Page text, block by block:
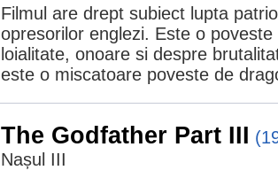
Filmul are drept subiect lupta
opresorilor englezi. Este o
loialitate, onoare si despre
este o miscatoare poveste de
The Godfather Part III
Nașul III